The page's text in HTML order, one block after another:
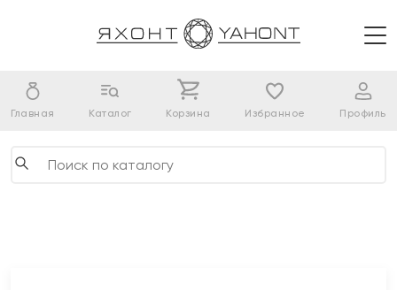
Главная Каталог Корзина Избранное Профиль